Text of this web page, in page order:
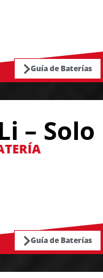
Guía de Baterías
– Solo
Guía de Baterías